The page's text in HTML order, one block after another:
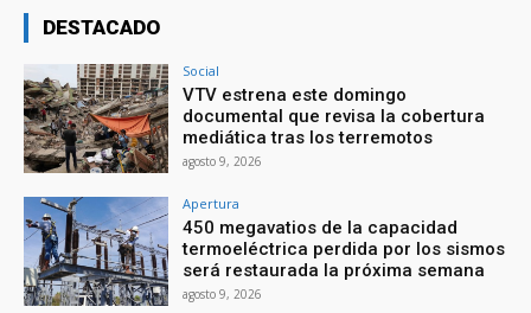
DESTACADO
Social
VTV estrena este domingo
documental que revisa la cobertura
mediática tras los terremotos
agosto 9, 2026
Apertura
450 megavatios de la capacidad
termoeléctrica perdida por los sismos
será restaurada la próxima semana
agosto 9, 2026